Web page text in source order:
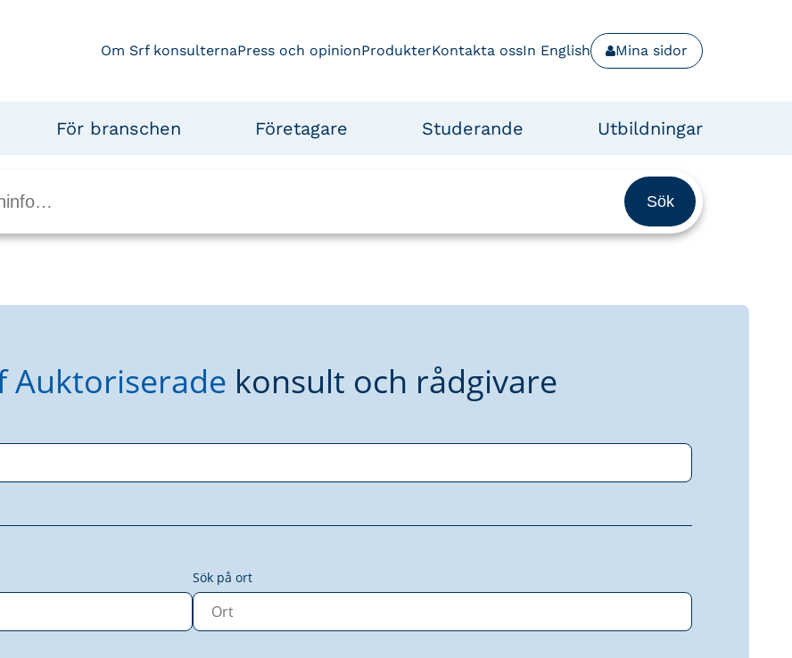
Om Srf konsulternaPress och opinionProdukterKontakta ossIn English Mina sidor
För branschen Företagare Studerande Utbildningar
Auktoriserade konsult och rådgivare
Sök på ort